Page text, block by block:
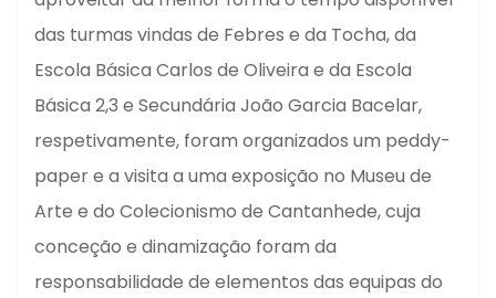
das turmas vindas de Febres e da Tocha, da
Escola Básica Carlos de Oliveira e da Escola
Básica 2,3 e Secundária João Garcia Bacelar,
respetivamente, foram organizados um peddy-
paper e a visita a uma exposição no Museu de
Arte e do Colecionismo de Cantanhede, cuja
conceção e dinamização foram da
responsabilidade de elementos das equipas do